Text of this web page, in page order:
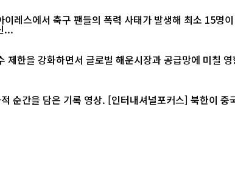
레스에서 축구 팬들의 폭력 사태가 발생해 최소 15명
소요 사태는 아르헨티나 사회에 적지 않은 충격을 안겼다. 신...
을 강화하면서 글로벌 해운시장과 공급망에 미칠 영향